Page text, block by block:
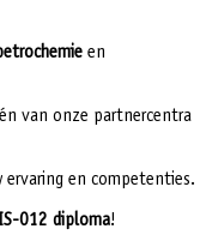
en
van onze partnercentra
en competenties.
012 diploma!